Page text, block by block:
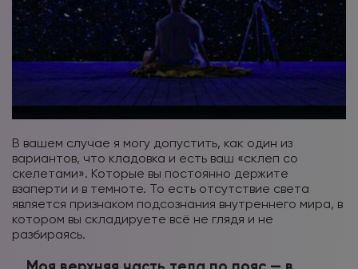
В вашем случае я могу допустить, как один из
вариантов, что кладовка и есть ваш «склеп со
скелетами». Которые вы постоянно держите
взаперти и в темноте. То есть отсутствие света
является признаком подсознания внутреннего мира, в
котором вы складируете всё не глядя и не
разбираясь.